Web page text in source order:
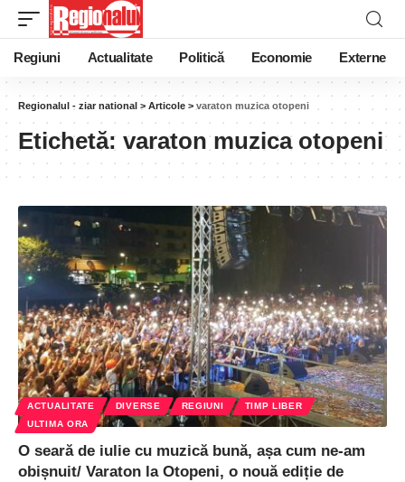
Regiuni Actualitate Politică Economie Externe
Regionalul - ziar national > Articole > varaton muzica otopeni
Etichetă: varaton muzica otopeni
ACTUALITATE DIVERSE REGIUNI
TIMP LIBER
ULTIMA ORA
O seară de iulie cu muzică bună, așa cum ne-am
obișnuit/ Varaton la Otopeni, o nouă ediție de